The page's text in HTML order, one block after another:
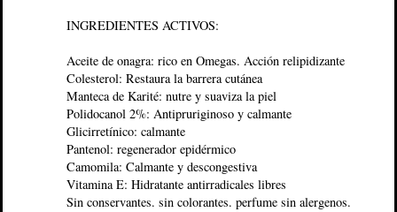
INGREDIENTES ACTIVOS:
Aceite de onagra: rico en Omegas. Acción relipidizante
Colesterol: Restaura la barrera cutánea
Manteca de Karité: nutre y suaviza la piel
Polidocanol 2%: Antipruriginoso y calmante
Glicirretínico: calmante
Pantenol: regenerador epidérmico
Camomila: Calmante y descongestiva
Vitamina E: Hidratante antirradicales libres
Sin conservantes. sin colorantes. perfume sin alergenos.